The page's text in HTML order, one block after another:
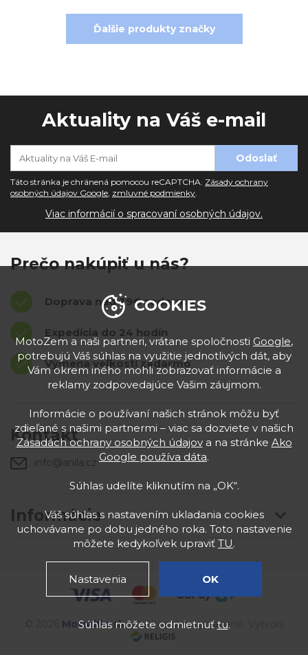
Ďalšie produkty značky
Aktuality na Váš e-mail
Táto stránka je chránená pomocou reCAPTCHA. Zásady ochrany
osobných údajov Google, zmluvné podmienky.
Viac informácií o spracovaní osobných údajov.
Prečo nakúpiť u nás?
Doprava nad 39€ zadarmo
Expedícia do 24 hodín
Výmena veľkostí zadarmo
Informácie
Kontakt
info@anila.cz
Motorifle.sk. Všetky práva vyhradené. Vytvoril
COOKIES
MotoZem a naši partneri, vrátane spoločnosti Google,
potrebujú Váš súhlas na využitie jednotlivých dát, aby
Vám okrem iného mohli zobrazovať informácie a
reklamy zodpovedajúce Vašim záujmom.
Informácie o používaní našich stránok môžu byť
zdieľané s našimi partnermi – viac sa dozviete v našich
Zásadách ochrany osobných údajova na stránke Ako
Google používa dáta.
Súhlas udelíte kliknutím na „OK“.
Váš súhlas s nastavením ukladania cookies
uchovávame po dobu jedného roka. Toto nastavenie
môžete kedykoľvek upraviť TU.
Nastavenia OK
Súhlas môžete odmietnuť tu.